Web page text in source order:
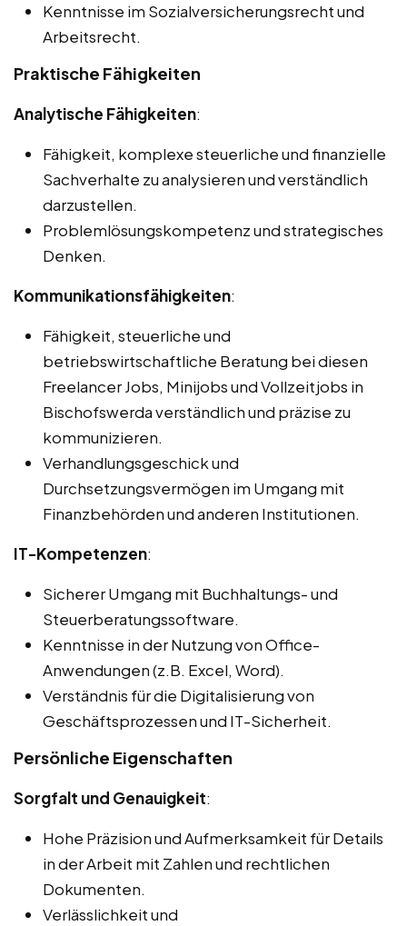
Kenntnisse im Sozialversicherungsrecht und
Arbeitsrecht.
Praktische Fähigkeiten
Analytische Fähigkeiten:
Fähigkeit, komplexe steuerliche und finanzielle
Sachverhalte zu analysieren und verständlich
darzustellen.
Problemlösungskompetenz und strategisches
Denken.
Kommunikationsfähigkeiten:
Fähigkeit, steuerliche und
betriebswirtschaftliche Beratung bei diesen
Freelancer Jobs, Minijobs und Vollzeitjobs in
Bischofswerda verständlich und präzise zu
kommunizieren.
Verhandlungsgeschick und
Durchsetzungsvermögen im Umgang mit
Finanzbehörden und anderen Institutionen.
IT-Kompetenzen:
Sicherer Umgang mit Buchhaltungs- und
Steuerberatungssoftware.
Kenntnisse in der Nutzung von Office-
Anwendungen (z.B. Excel, Word).
Verständnis für die Digitalisierung von
Geschäftsprozessen und IT-Sicherheit.
Persönliche Eigenschaften
Sorgfalt und Genauigkeit:
Hohe Präzision und Aufmerksamkeit für Details
in der Arbeit mit Zahlen und rechtlichen
Dokumenten.
Verlässlichkeit und